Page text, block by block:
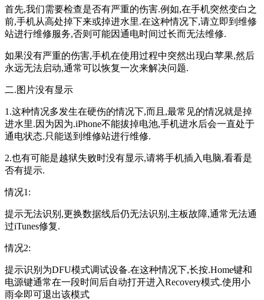
首先,我们需要检查是否有严重的伤害.例如,在手机突然变白之
前,手机从高处掉下来或掉进水里.在这种情况下,请立即到维修
站进行维修服务,否则可能因通电时间过长而无法维修.
如果没有严重的伤害,手机在使用过程中突然出现白苹果,然后
永远无法启动,通常可以恢复一次来解决问题.
二.图片没有显示
1.这种情况多发生在硬伤的情况下,而且,最常见的情况就是掉
进水里.因为因为.iPhone不能拔掉电池,手机进水后会一直处于
通电状态.只能送到维修站进行维修.
2.也有可能是越狱失败时没有显示,请将手机插入电脑,看看是
否有提示.
情况1:
提示无法识别,更换数据线后仍无法识别,主板故障,通常无法通
过iTunes修复.
情况2:
提示识别为DFU模式调试设备.在这种情况下,长按.Home键和
电源键通常在一段时间后自动打开进入Recovery模式.使用小
雨伞即可退出该模式